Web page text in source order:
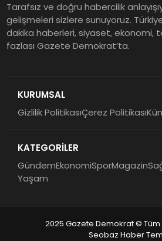
Tarafsız ve doğru habercilik
gelişmeleri sizlere sunuyoruz.
dakika haberleri, siyaset, ekonomi,
fazlası Gazete Demokrat’ta.
KURUMSAL
Gizlilik PolitikasıÇerez Politikası
KATEGORİLER
GündemEkonomiSporMagazin
Yaşam
2025 Gazete Demokrat © Tüm
Seobaz Haber